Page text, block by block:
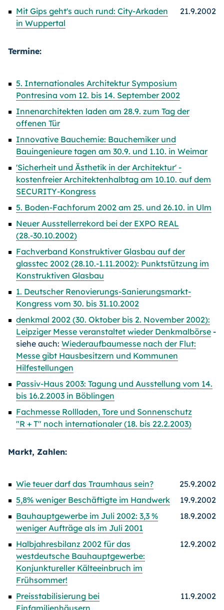
Mit Gips geht's auch rund: City-Arkaden
in Wuppertal
21.9.2002
Termine:
5. Internationales Architektur Symposium
Pontresina vom 12. bis 14. September 2002
Innenarchitekten laden am 28.9. zum Tag der
offenen Tür
Innovative Bauchemie: Bauchemiker und
Bauingenieure tagen am 30.9. und 1.10. in Weimar
'Sicherheit und Ästhetik in der Architektur' -
kostenfreier Architektenhalbtag am 10.10. auf dem
SECURITY-Kongress
5. Boden-Fachforum 2002 am 25. und 26.10. in Ulm
Neuer Ausstellerrekord bei der EXPO REAL
(28.-30.10.2002)
Fachverband Konstruktiver Glasbau auf der
glasstec 2002 (28.10.-1.11.2002): Punktstützung im
Konstruktiven Glasbau
1. Deutscher Renovierungs-Sanierungsmarkt-
Kongress vom 30. bis 31.10.2002
denkmal 2002 (30. Oktober bis 2. November 2002):
Leipziger Messe veranstaltet wieder Denkmalbörse -
siehe auch: Wiederaufbaumesse nach der Flut:
Messe gibt Hausbesitzern und Kommunen
Hilfestellungen
Passiv-Haus 2003: Tagung und Ausstellung vom 14.
bis 16.2.2003 in Böblingen
Fachmesse Rollladen, Tore und Sonnenschutz
"R + T" noch internationaler (18. bis 22.2.2003)
Markt, Zahlen:
Wie teuer darf das Traumhaus sein?
25.9.2002
5,8% weniger Beschäftigte im Handwerk
19.9.2002
Bauhauptgewerbe im Juli 2002: 3,3 %
weniger Aufträge als im Juli 2001
18.9.2002
Halbjahresbilanz 2002 für das
westdeutsche Bauhauptgewerbe:
Konjunktureller Kälteeinbruch im
Frühsommer!
12.9.2002
Preisstabilisierung bei
11.9.2002